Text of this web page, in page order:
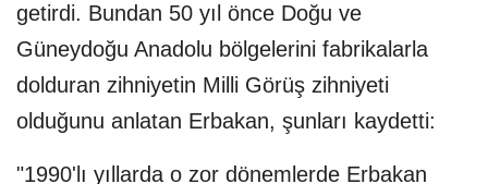
getirdi. Bundan 50 yıl önce Doğu ve
Güneydoğu Anadolu bölgelerini fabrikalarla
dolduran zihniyetin Milli Görüş zihniyeti
olduğunu anlatan Erbakan, şunları kaydetti:
"1990'lı yıllarda o zor dönemlerde Erbakan